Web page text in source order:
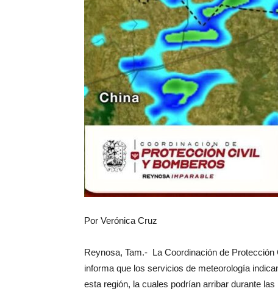
Por Verónica Cruz
Reynosa, Tam.- La Coordinación de
informa que los servicios de meteorología
esta región, la cuales podrían arribar durante